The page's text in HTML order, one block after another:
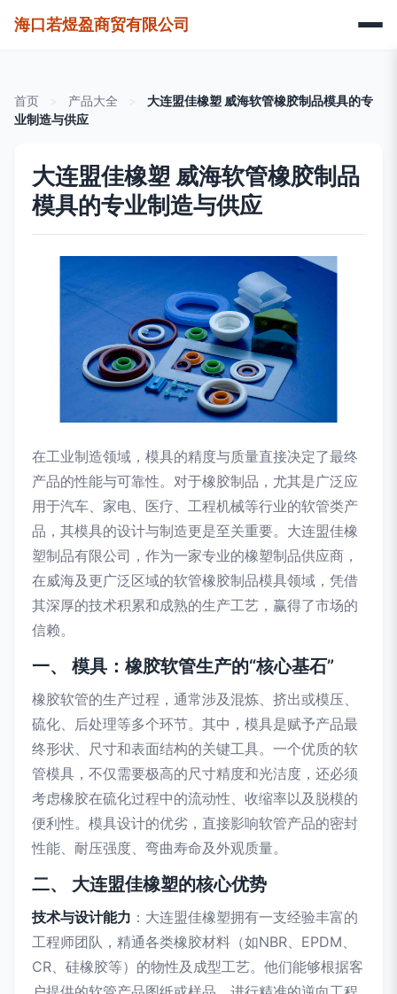
海口若煜盈商贸有限公司
首页 产品大全
大连盟佳橡塑 威海软管橡胶制品模具的专
业制造与供应
大连盟佳橡塑 威海软管橡胶制品
模具的专业制造与供应
在工业制造领域，模具的精度与质量直接决定了最终
产品的性能与可靠性。对于橡胶制品，尤其是广泛应
用于汽车、家电、医疗、工程机械等行业的软管类产
品，其模具的设计与制造更是至关重要。大连盟佳橡
塑制品有限公司，作为一家专业的橡塑制品供应商，
在威海及更广泛区域的软管橡胶制品模具领域，凭借
其深厚的技术积累和成熟的生产工艺，赢得了市场的
信赖。
一、 模具：橡胶软管生产的“核心基石”
橡胶软管的生产过程，通常涉及混炼、挤出或模压、
硫化、后处理等多个环节。其中，模具是赋予产品最
终形状、尺寸和表面结构的关键工具。一个优质的软
管模具，不仅需要极高的尺寸精度和光洁度，还必须
考虑橡胶在硫化过程中的流动性、收缩率以及脱模的
便利性。模具设计的优劣，直接影响软管产品的密封
性能、耐压强度、弯曲寿命及外观质量。
二、 大连盟佳橡塑的核心优势
技术与设计能力 ：大连盟佳橡塑拥有一支经验丰富的
工程师团队，精通各类橡胶材料（如NBR、EPDM、
CR、硅橡胶等）的物性及成型工艺。他们能够根据客